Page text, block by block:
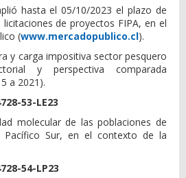
hasta el 05/10/2023 el plazo de
de proyectos FIPA, en el
(www.mercadopublico.cl).
y carga impositiva sector pesquero
y perspectiva comparada
a 2021).
53-LE23
molecular de las poblaciones de
Pacífico Sur, en el contexto de la
54-LP23